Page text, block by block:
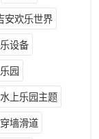
安欢乐世界
设备
园
水上乐园主题
穿墙滑道